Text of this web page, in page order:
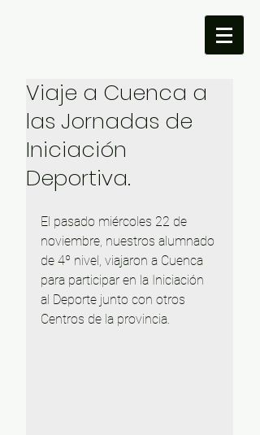
Viaje a Cuenca a
las Jornadas de
Iniciación
Deportiva.
El pasado miércoles 22 de
noviembre, nuestros alumnado
de 4º nivel, viajaron a Cuenca
para participar en la Iniciación
al Deporte junto con otros
Centros de la provincia.